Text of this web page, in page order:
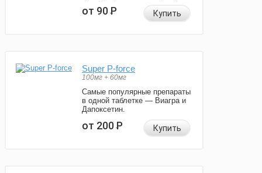
от 90Р Купить
Super P-force
100мг + 60мг
Самые популярные препараты
в одной таблетке — Виагра и
Дапоксетин.
от 200Р Купить